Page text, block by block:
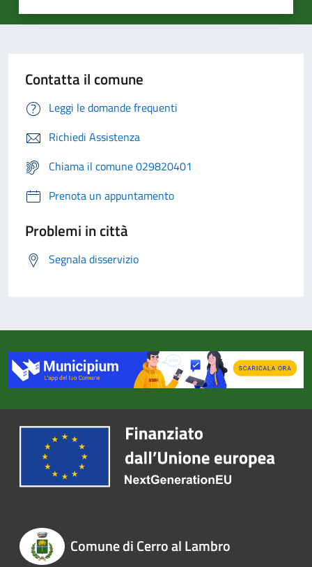
Contatta il comune
Leggi le domande frequenti
Richiedi Assistenza
Chiama il comune 029820401
Prenota un appuntamento
Problemi in città
Segnala disservizio
Comune di Cerro al Lambro